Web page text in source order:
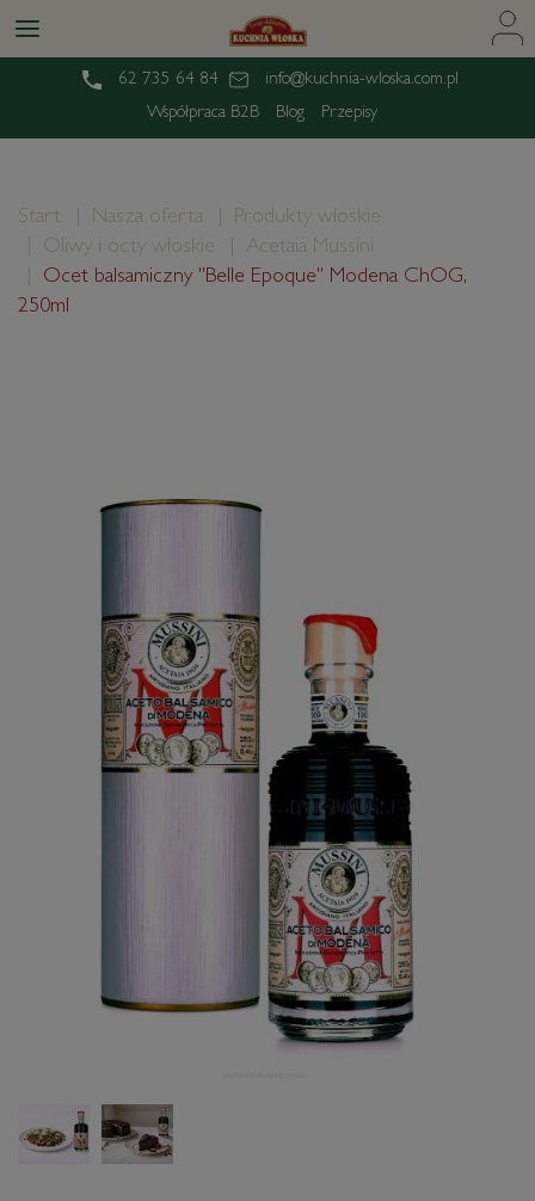
62 735 64 84
info@kuchnia-wloska.com.pl
Współpraca B2B
Blog Przepisy
Start Nasza oferta
Produkty włoskie
Oliwy i octy włoskie
Acetaia Mussini
Ocet balsamiczny "Belle Epoque" Modena ChOG,
250ml